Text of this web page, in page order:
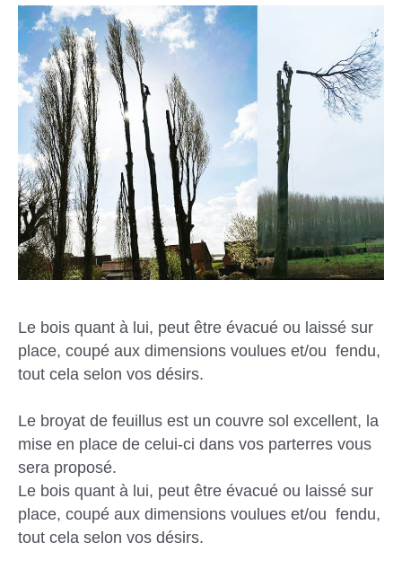
Le bois quant à lui, peut être évacué ou laissé sur
place, coupé aux dimensions voulues et/ou fendu,
tout cela selon vos désirs.
Le broyat de feuillus est un couvre sol excellent, la
mise en place de celui-ci dans vos parterres vous
sera proposé.
Le bois quant à lui, peut être évacué ou laissé sur
place, coupé aux dimensions voulues et/ou fendu,
tout cela selon vos désirs.